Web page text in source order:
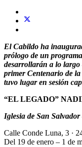
El Cabildo ha
prólogo de un
desarrollarán a lo largo
primer Centenario de
tuvo lugar en sesión
“EL LEGADO”
Iglesia de San
Calle Conde Luna, 3 ·
Del 19 de enero – 1 de